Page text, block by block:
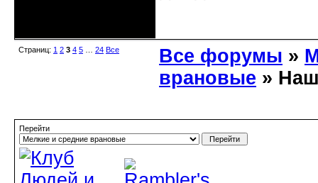
Страниц: 1 2 3 4 5 24 Все Все форумы »
врановые »
Перейти